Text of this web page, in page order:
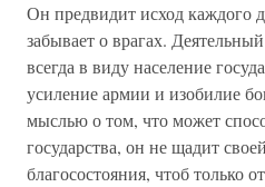
Он предвидит исход каждого
забывает о врагах.
всегда в виду население
усиление армии и изобилие
мыслью о том, что может
государства, он не щадит
благосостояния, чтоб только